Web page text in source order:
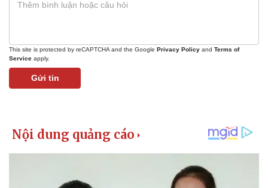
This site is protected by reCAPTCHA and the Google Privacy Policy and Terms of
Service apply.
Gửi tin